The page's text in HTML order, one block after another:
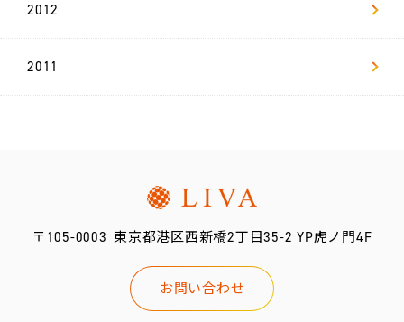
2012
2011
〒105-0003 東京都港区西新橋2丁目35-2 YP虎ノ門4F
お問い合わせ